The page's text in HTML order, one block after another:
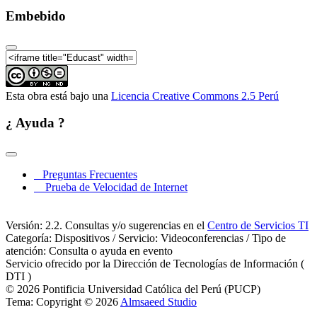
Embebido
Esta obra está bajo una Licencia Creative Commons 2.5 Perú
¿ Ayuda ?
Preguntas Frecuentes
Prueba de Velocidad de Internet
Versión: 2.2. Consultas y/o sugerencias en el Centro de Servicios TI
Categoría: Dispositivos / Servicio: Videoconferencias / Tipo de
atención: Consulta o ayuda en evento
Servicio ofrecido por la Dirección de Tecnologías de Información (
DTI )
© 2026 Pontificia Universidad Católica del Perú (PUCP)
Tema: Copyright © 2026 Almsaeed Studio